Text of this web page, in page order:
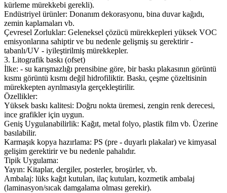
kürleme mürekkebi gerekli).
Endüstriyel ürünler: Donanım dekorasyonu, bina duvar kağıdı,
zemin kaplamaları vb.
Çevresel Zorluklar: Geleneksel çözücü mürekkepleri yüksek VOC
emisyonlarına sahiptir ve bu nedenle gelişmiş su gerektirir -
tabanlı/UV - iyileştirilmiş mürekkepler.
3. Litografik baskı (ofset)
İlke: - su karışmazlığı prensibine göre, bir baskı plakasının görüntü
kısmı görüntü kısmı değil hidrofiliktir. Baskı, çeşme çözeltisinin
mürekkepten ayrılmasıyla gerçekleştirilir.
Özellikler:
Yüksek baskı kalitesi: Doğru nokta üremesi, zengin renk derecesi,
ince grafikler için uygun.
Geniş Uygulanabilirlik: Kağıt, metal folyo, plastik film vb. Üzerine
basılabilir.
Karmaşık kopya hazırlama: PS (pre - duyarlı plakalar) ve kimyasal
gelişim gerektirir ve bu nedenle pahalıdır.
Tipik Uygulama:
Yayın: Kitaplar, dergiler, posterler, broşürler, vb.
Ambalaj: lüks kağıt kutuları, ilaç kutuları, kozmetik ambalaj
(laminasyon/sıcak damgalama olması gerekir).